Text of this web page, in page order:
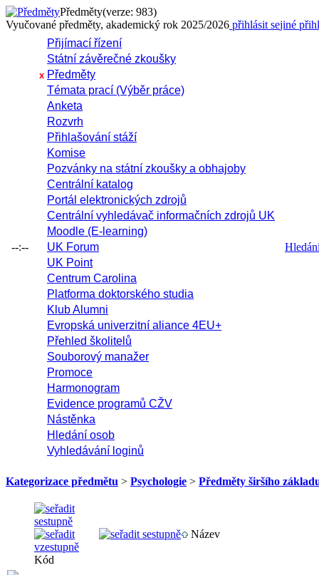
Předměty(verze: 983)
Vyučované předměty, akademický rok 2025/2026 přihlásit sejiné
--:--
Přijímací řízení
Státní závěrečné zkoušky
x Předměty
Témata prací (Výběr práce)
Anketa
Rozvrh
Přihlašování stáží
Komise
Pozvánky na státní zkoušky a obhajoby
Centrální katalog
Portál elektronických zdrojů
Centrální vyhledávač informačních zdrojů UK
Moodle (E-learning)
UK Forum
UK Point
Centrum Carolina
Platforma doktorského studia
Klub Alumni
Evropská univerzitní aliance 4EU+
Přehled školitelů
Souborový manažer
Promoce
Harmonogram
Evidence programů CŽV
Nástěnka
Hledání osob
Vyhledávání loginů
Kategorizace předmětu > Psychologie > Předměty širšího
Kód
Název